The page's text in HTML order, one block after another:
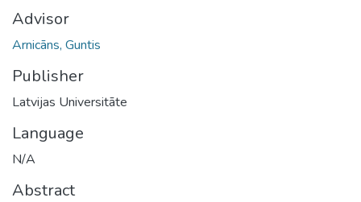
Advisor
Arnicāns, Guntis
Publisher
Latvijas Universitāte
Language
N/A
Abstract